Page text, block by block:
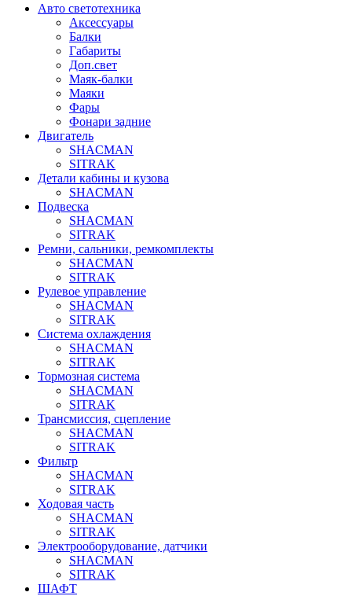
Авто светотехника
Аксессуары
Балки
Габариты
Доп.свет
Маяк-балки
Маяки
Фары
Фонари задние
Двигатель
SHACMAN
SITRAK
Детали кабины и кузова
SHACMAN
Подвеска
SHACMAN
SITRAK
Ремни, сальники, ремкомплекты
SHACMAN
SITRAK
Рулевое управление
SHACMAN
SITRAK
Система охлаждения
SHACMAN
SITRAK
Тормозная система
SHACMAN
SITRAK
Трансмиссия, сцепление
SHACMAN
SITRAK
Фильтр
SHACMAN
SITRAK
Ходовая часть
SHACMAN
SITRAK
Электрооборудование, датчики
SHACMAN
SITRAK
ШАФТ